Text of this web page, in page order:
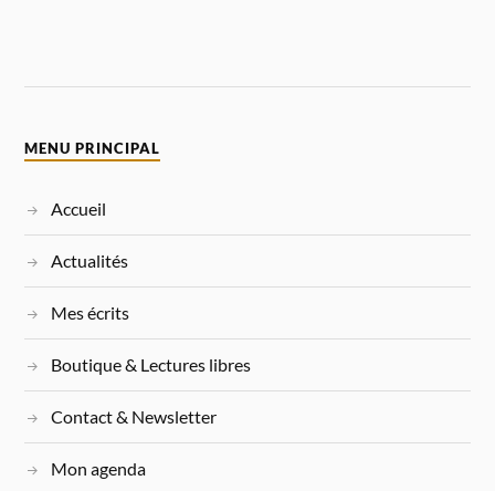
MENU PRINCIPAL
Accueil
Actualités
Mes écrits
Boutique & Lectures libres
Contact & Newsletter
Mon agenda